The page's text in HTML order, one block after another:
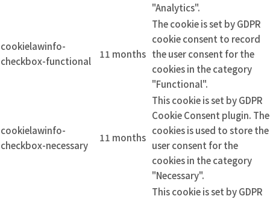
"Analytics".
cookielawinfo-
checkbox-functional
11 months
The cookie is set by GDPR
cookie consent to record
the user consent for the
cookies in the category
"Functional".
cookielawinfo-
checkbox-necessary
11 months
This cookie is set by GDPR
Cookie Consent plugin. The
cookies is used to store the
user consent for the
cookies in the category
"Necessary".
This cookie is set by GDPR